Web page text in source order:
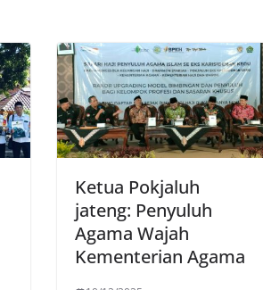
Ketua Pokjaluh
jateng: Penyuluh
Agama Wajah
Kementerian Agama